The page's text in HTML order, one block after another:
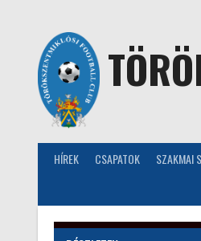
HÍREK CSAPATOK SZAKMAI